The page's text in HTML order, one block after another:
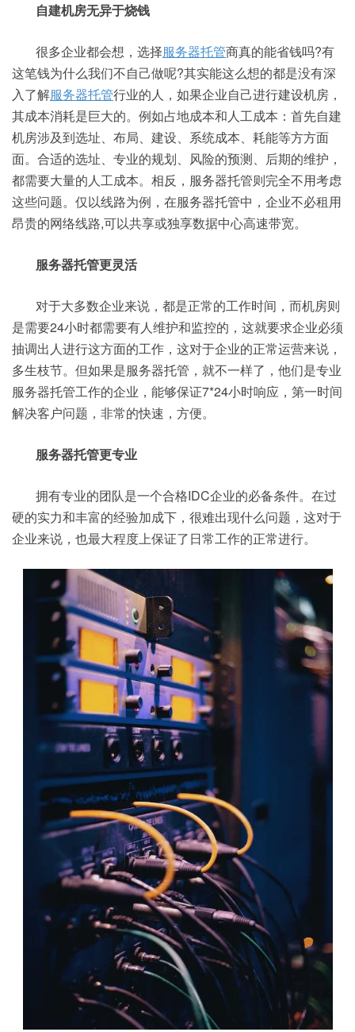
自建机房无异于烧钱
很多企业都会想，选择服务器托管商真的能省钱吗?有
这笔钱为什么我们不自己做呢?其实能这么想的都是没有深
入了解服务器托管行业的人，如果企业自己进行建设机房，
其成本消耗是巨大的。例如占地成本和人工成本：首先自建
机房涉及到选址、布局、建设、系统成本、耗能等方方面
面。合适的选址、专业的规划、风险的预测、后期的维护，
都需要大量的人工成本。相反，服务器托管则完全不用考虑
这些问题。仅以线路为例，在服务器托管中，企业不必租用
昂贵的网络线路,可以共享或独享数据中心高速带宽。
服务器托管更灵活
对于大多数企业来说，都是正常的工作时间，而机房则
是需要24小时都需要有人维护和监控的，这就要求企业必须
抽调出人进行这方面的工作，这对于企业的正常运营来说，
多生枝节。但如果是服务器托管，就不一样了，他们是专业
服务器托管工作的企业，能够保证7*24小时响应，第一时间
解决客户问题，非常的快速，方便。
服务器托管更专业
拥有专业的团队是一个合格IDC企业的必备条件。在过
硬的实力和丰富的经验加成下，很难出现什么问题，这对于
企业来说，也最大程度上保证了日常工作的正常进行。